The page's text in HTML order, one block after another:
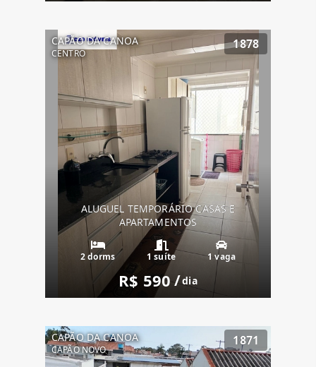
CAPÃO DA CANOA
CENTRO
1878
ALUGUEL TEMPORÁRIO CASAS E
APARTAMENTOS
2 dorms 1 suíte 1 vaga
R$ 590/dia
CAPÃO DA CANOA
CAPÃO NOVO
1871